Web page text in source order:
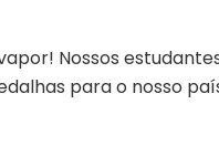
Nossos
para o nosso